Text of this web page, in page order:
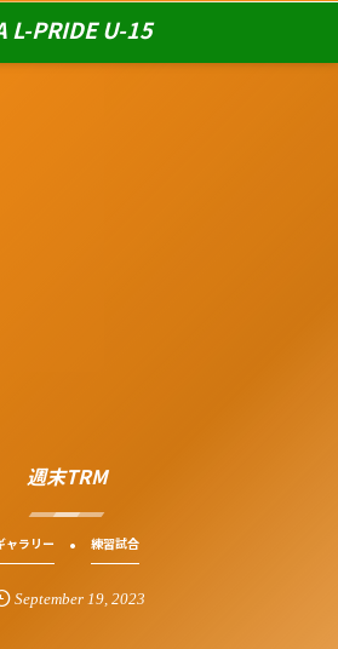
L-PRIDE U-15
週末TRM
ャラリー 練習試合
September 19, 2023